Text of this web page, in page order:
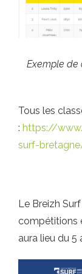
Exemple de
Tous les
: https://
surf-
Le Breizh
compétitions
aura lieu du 5